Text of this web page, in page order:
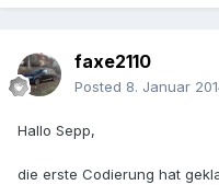
faxe2110
Posted 8. Januar
Hallo Sepp,
die erste Codierung hat